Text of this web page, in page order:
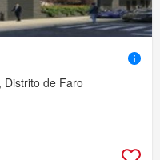
Distrito de Faro